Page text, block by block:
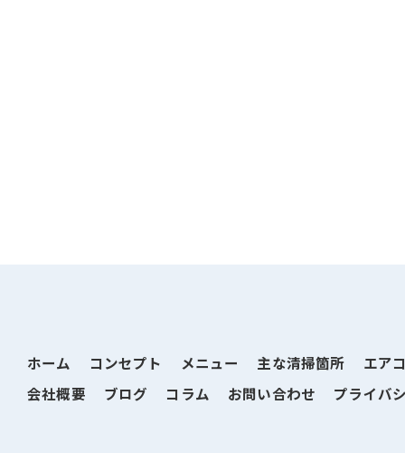
ホーム コンセプト メニュー 主な清掃箇所 エア
会社概要
ブログ コラム お問い合わせ プライバ